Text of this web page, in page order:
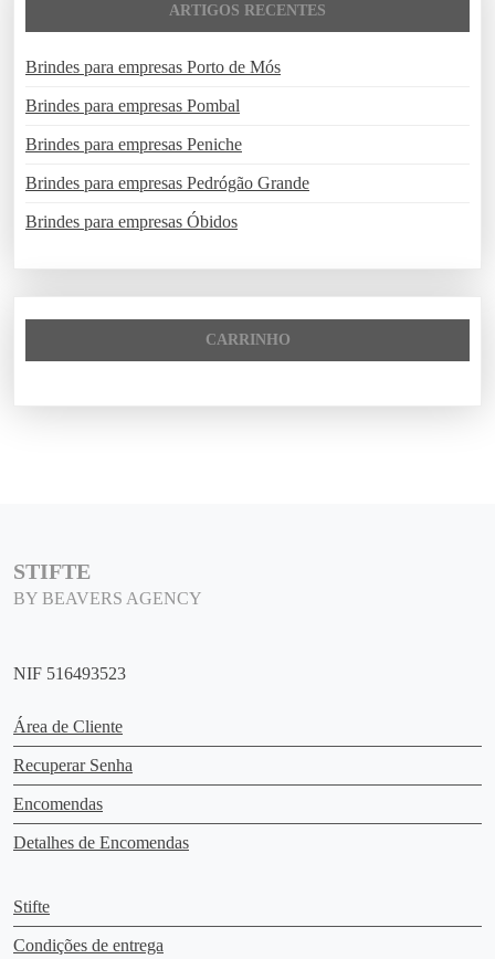
ARTIGOS RECENTES
Brindes para empresas Porto de Mós
Brindes para empresas Pombal
Brindes para empresas Peniche
Brindes para empresas Pedrógão Grande
Brindes para empresas Óbidos
CARRINHO
STIFTE
BY BEAVERS AGENCY
NIF 516493523
Área de Cliente
Recuperar Senha
Encomendas
Detalhes de Encomendas
Stifte
Condições de entrega